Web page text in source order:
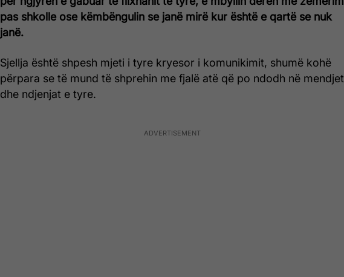
pas shkolle ose këmbëngulin se janë mirë kur është e qartë se nuk
janë.
Sjellja është shpesh mjeti i tyre kryesor i komunikimit, shumë kohë
përpara se të mund të shprehin me fjalë atë që po ndodh në mendjet
dhe ndjenjat e tyre.